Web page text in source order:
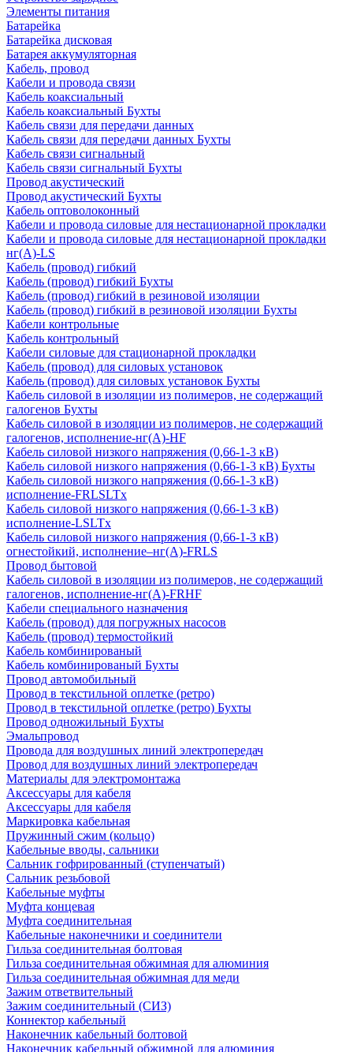
Элементы питания
Батарейка
Батарейка дисковая
Батарея аккумуляторная
Кабель, провод
Кабели и провода связи
Кабель коаксиальный
Кабель коаксиальный Бухты
Кабель связи для передачи данных
Кабель связи для передачи данных Бухты
Кабель связи сигнальный
Кабель связи сигнальный Бухты
Провод акустический
Провод акустический Бухты
Кабель оптоволоконный
Кабели и провода силовые для нестационарной прокладки
Кабели и провода силовые для нестационарной прокладки
нг(А)-LS
Кабель (провод) гибкий
Кабель (провод) гибкий Бухты
Кабель (провод) гибкий в резиновой изоляции
Кабель (провод) гибкий в резиновой изоляции Бухты
Кабели контрольные
Кабель контрольный
Кабели силовые для стационарной прокладки
Кабель (провод) для силовых установок
Кабель (провод) для силовых установок Бухты
Кабель силовой в изоляции из полимеров, не содержащий
галогенов Бухты
Кабель силовой в изоляции из полимеров, не содержащий
галогенов, исполнение-нг(А)-HF
Кабель силовой низкого напряжения (0,66-1-3 кВ)
Кабель силовой низкого напряжения (0,66-1-3 кВ) Бухты
Кабель силовой низкого напряжения (0,66-1-3 кВ)
исполнение-FRLSLTx
Кабель силовой низкого напряжения (0,66-1-3 кВ)
исполнение-LSLTx
Кабель силовой низкого напряжения (0,66-1-3 кВ)
огнестойкий, исполнение–нг(А)-FRLS
Провод бытовой
Кабель силовой в изоляции из полимеров, не содержащий
галогенов, исполнение-нг(А)-FRHF
Кабели специального назначения
Кабель (провод) для погружных насосов
Кабель (провод) термостойкий
Кабель комбинированый
Кабель комбинированый Бухты
Провод автомобильный
Провод в текстильной оплетке (ретро)
Провод в текстильной оплетке (ретро) Бухты
Провод одножильный Бухты
Эмальпровод
Провода для воздушных линий электропередач
Провод для воздушных линий электропередач
Материалы для электромонтажа
Аксессуары для кабеля
Аксессуары для кабеля
Маркировка кабельная
Пружинный сжим (кольцо)
Кабельные вводы, сальники
Сальник гофрированный (ступенчатый)
Сальник резьбовой
Кабельные муфты
Муфта концевая
Муфта соединительная
Кабельные наконечники и соединители
Гильза соединительная болтовая
Гильза соединительная обжимная для алюминия
Гильза соединительная обжимная для меди
Зажим ответвительный
Зажим соединительный (СИЗ)
Коннектор кабельный
Наконечник кабельный болтовой
Наконечник кабельный обжимной для алюминия